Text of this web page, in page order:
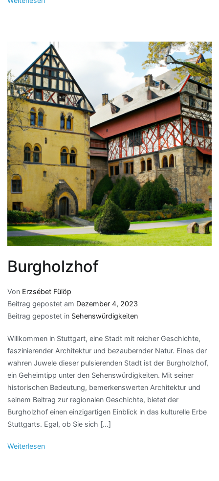
Burgholzhof
Von Erzsébet Fülöp
Beitrag gepostet am Dezember 4, 2023
Beitrag gepostet in Sehenswürdigkeiten
Willkommen in Stuttgart, eine Stadt mit reicher Geschichte,
faszinierender Architektur und bezaubernder Natur. Eines der
wahren Juwele dieser pulsierenden Stadt ist der Burgholzhof,
ein Geheimtipp unter den Sehenswürdigkeiten. Mit seiner
historischen Bedeutung, bemerkenswerten Architektur und
seinem Beitrag zur regionalen Geschichte, bietet der
Burgholzhof einen einzigartigen Einblick in das kulturelle Erbe
Stuttgarts. Egal, ob Sie sich […]
Weiterlesen